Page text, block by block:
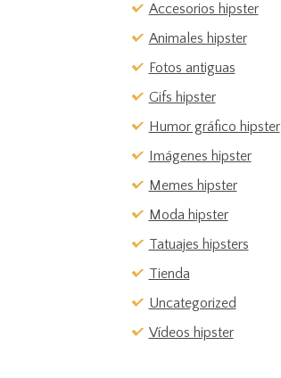
Accesorios hipster
Animales hipster
Fotos antiguas
Gifs hipster
Humor gráfico hipster
Imágenes hipster
Memes hipster
Moda hipster
Tatuajes hipsters
Tienda
Uncategorized
Vídeos hipster